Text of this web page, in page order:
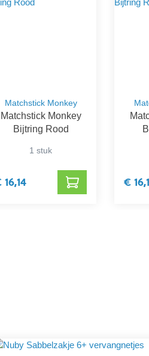
Matchstick Monkey
Matchstick Monkey
Bijtring Rood
1 stuk
16,14 €